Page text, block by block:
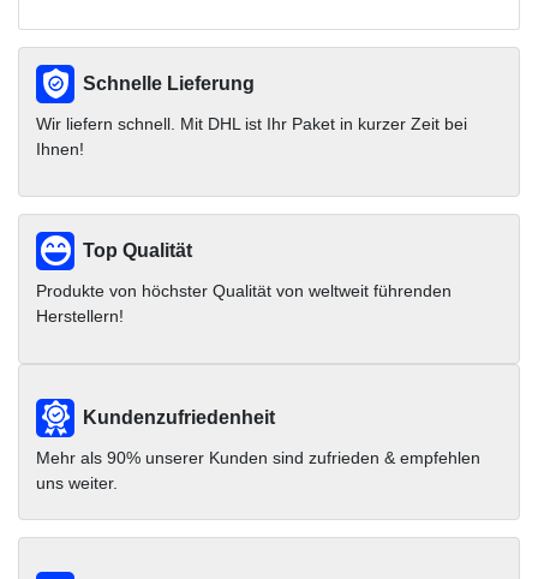
Schnelle Lieferung
Wir liefern schnell. Mit DHL ist Ihr Paket in kurzer Zeit bei
Ihnen!
Top Qualität
Produkte von höchster Qualität von weltweit führenden
Herstellern!
Kundenzufriedenheit
Mehr als 90% unserer Kunden sind zufrieden & empfehlen
uns weiter.